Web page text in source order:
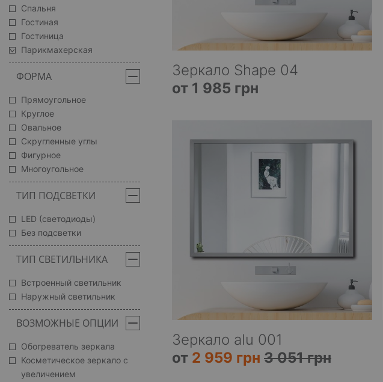
Спальня
Гостиная
Гостиница
Парикмахерская
ФОРМА
Прямоугольное
Круглое
Овальное
Скругленные углы
Фигурное
Многоугольное
ТИП ПОДСВЕТКИ
LED (светодиоды)
Без подсветки
ТИП СВЕТИЛЬНИКА
Встроенный светильник
Наружный светильник
ВОЗМОЖНЫЕ ОПЦИИ
Обогреватель зеркала
Косметическое зеркало с
увеличением
Зеркало Shape 04
от 1 985 грн
Зеркало alu 001
от 2 959 грн 3 051 грн